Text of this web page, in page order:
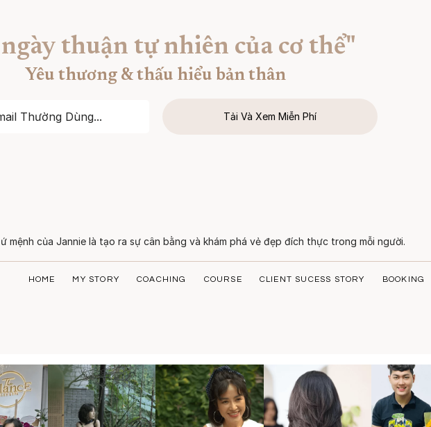
thuận tự nhiên của cơ thể"
Yêu thương & thấu hiểu bản thân
Tải Và Xem Miễn Phí
mệnh của Jannie là tạo ra sự cân bằng và khám phá vẻ đẹp đích thực trong mỗi người.
HOME MY STORY COACHING COURSE CLIENT SUCESS STORY BOOKING